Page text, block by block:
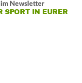
Newsletter
SPORT IN EURER